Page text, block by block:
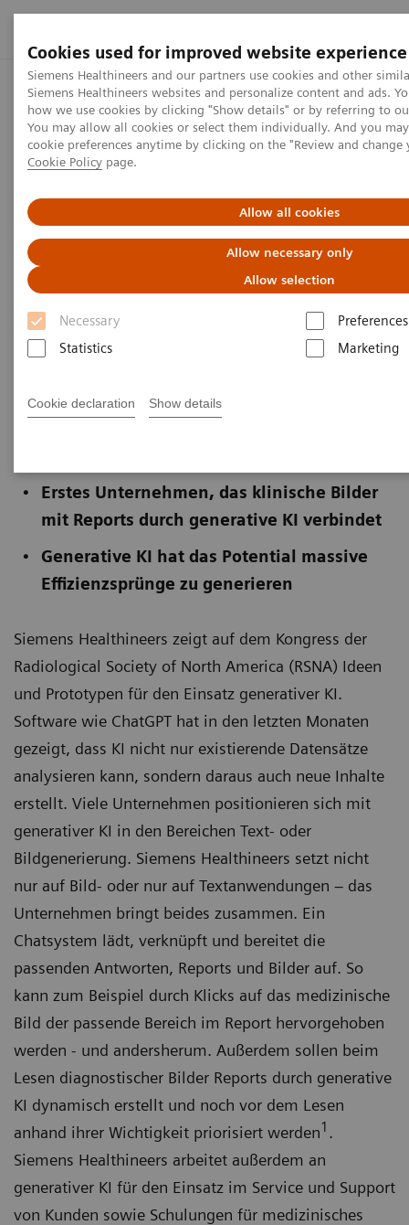
Cookies used for improved website experience
Siemens Healthineers and our partners use cookies and other
Siemens Healthineers websites and personalize content and ads.
how we use cookies by clicking "Show details" or by referring to
You may allow all cookies or select them individually. And you
cookie preferences anytime by clicking on the "Review and
Cookie Policy page.
Allow all cookies
Allow necessary only
Allow selection
Necessary
Preferences
Statistics
Marketing
Cookie declaration Show details
Startseite Presse Center Presseinformationen Siemens
Presseinformation
Siemens Healthineers zeigt die
Möglichkeiten von generativer
KI in der Medizintechnik
Stand #2529 RSNA 2023, Chicago, USA
Veröffentlicht am 26. November 2023
Erstes Unternehmen, das klinische Bilder
mit Reports durch generative KI verbindet
Generative KI hat das Potential massive
Effizienzsprünge zu generieren
Siemens Healthineers zeigt auf dem Kongress der
Radiological Society of North America (RSNA) Ideen
und Prototypen für den Einsatz generativer KI.
Software wie ChatGPT hat in den letzten Monaten
gezeigt, dass KI nicht nur existierende Datensätze
analysieren kann, sondern daraus auch neue Inhalte
erstellt. Viele Unternehmen positionieren sich mit
generativer KI in den Bereichen Text- oder
Bildgenerierung. Siemens Healthineers setzt nicht
nur auf Bild- oder nur auf Textanwendungen – das
Unternehmen bringt beides zusammen. Ein
Chatsystem lädt, verknüpft und bereitet die
passenden Antworten, Reports und Bilder auf. So
kann zum Beispiel durch Klicks auf das medizinische
Bild der passende Bereich im Report hervorgehoben
werden - und andersherum. Außerdem sollen beim
Lesen diagnostischer Bilder Reports durch generative
KI dynamisch erstellt und noch vor dem Lesen
anhand ihrer Wichtigkeit priorisiert werden1 .
Siemens Healthineers arbeitet außerdem an
generativer KI für den Einsatz im Service und Support
von Kunden sowie Schulungen für medizinisches